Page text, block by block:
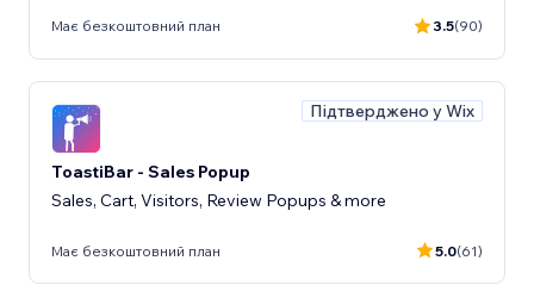
Має безкоштовний план 3.5(90)
Підтверджено у Wix
ToastiBar - Sales Popup
Sales, Cart, Visitors, Review Popups & more
Має безкоштовний план 5.0(61)